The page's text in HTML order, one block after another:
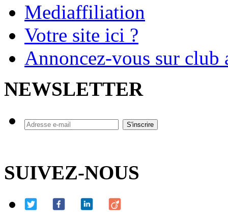
Mediaffiliation
Votre site ici ?
Annoncez-vous sur
NEWSLETTER
SUIVEZ-NOUS